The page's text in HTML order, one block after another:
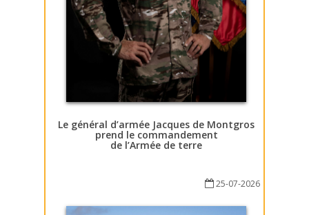
Le général d’armée Jacques de Montgros
prend le commandement
de l’Armée de terre
25-07-2026